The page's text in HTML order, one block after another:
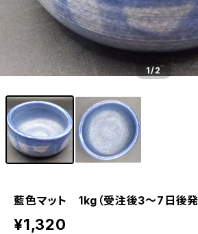
1/2
藍色マット 1kg（受注後3～7日後発
¥1,320